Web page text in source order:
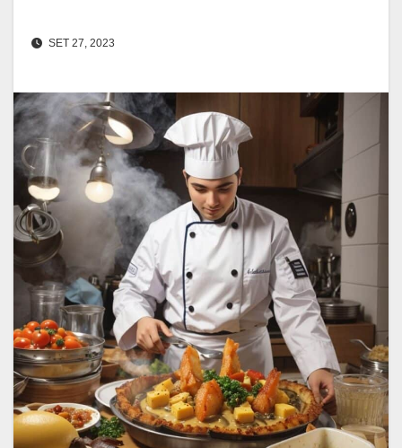
SET 27, 2023